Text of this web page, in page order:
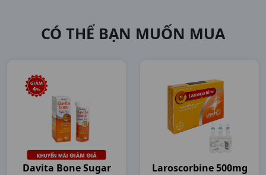
CÓ THỂ BẠN MUỐN MUA
Davita Bone Sugar
Laroscorbine 500mg